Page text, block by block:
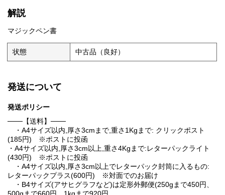
解説
マジックペン書
状態 中古品（良好）
発送について
発送ポリシー
───【送料】───
・A4サイズ以内,厚さ3cmまで,重さ1Kgまで: クリックポスト
(185円) ※ポストに投函
・A4サイズ以内,厚さ3cm以上,重さ4Kgまで:レターパックライト
(430円) ※ポストに投函
・A4サイズ以内,厚さ3cm以上でレターパック封筒に入るもの:
レターパックプラス(600円) ※対面でのお届け
・B4サイズ(アサヒグラフなど)は定形外郵便(250gまで450円、